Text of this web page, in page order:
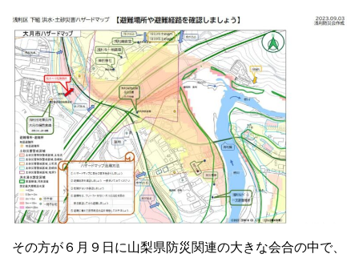
その方が６月９日に山梨県防災関連の大きな会合の中で、